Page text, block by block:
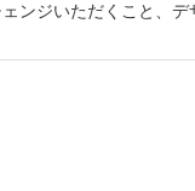
ンジいただくこと、デ